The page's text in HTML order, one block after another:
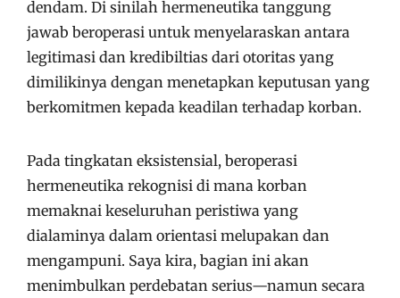
dendam. Di sinilah hermeneutika tanggung
jawab beroperasi untuk menyelaraskan antara
legitimasi dan kredibiltias dari otoritas yang
dimilikinya dengan menetapkan keputusan yang
berkomitmen kepada keadilan terhadap korban.
Pada tingkatan eksistensial, beroperasi
hermeneutika rekognisi di mana korban
memaknai keseluruhan peristiwa yang
dialaminya dalam orientasi melupakan dan
mengampuni. Saya kira, bagian ini akan
menimbulkan perdebatan serius—namun secara